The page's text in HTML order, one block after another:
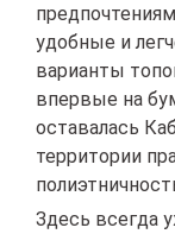
удобные и
варианты
впервые на
оставалась
территории
Здесь всегда